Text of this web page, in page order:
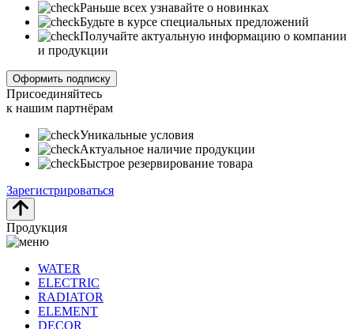
Раньше всех узнавайте о новинках
Будьте в курсе специальных предложений
Получайте актуальную информацию о компании
и продукции
Оформить подписку
Присоединяйтесь
к нашим партнёрам
Уникальные условия
Актуальное наличие продукции
Быстрое резервирование товара
Зарегистрироваться
Продукция
WATER
ELECTRIC
RADIATOR
ELEMENT
DECOR